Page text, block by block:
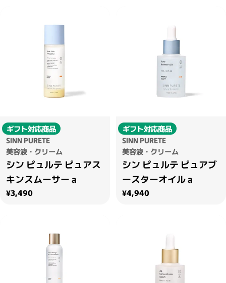
ギフト対応商品
SINN PURETE
美容液・クリーム
シン ピュルテ ピュアス
キンスムーサー a
通常価格
¥3,490
ギフト対応商品
SINN PURETE
美容液・クリーム
シン ピュルテ ピュアブ
ースターオイル a
通常価格
¥4,940